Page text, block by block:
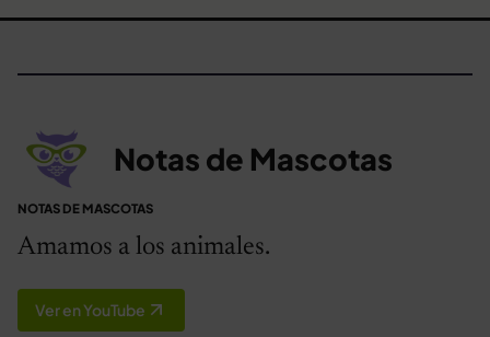
Notas de Mascotas
NOTAS DE MASCOTAS
Amamos a los animales.
Ver en YouTube